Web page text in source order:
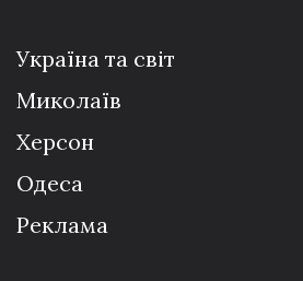
Україна та світ
Миколаїв
Херсон
Одеса
Реклама